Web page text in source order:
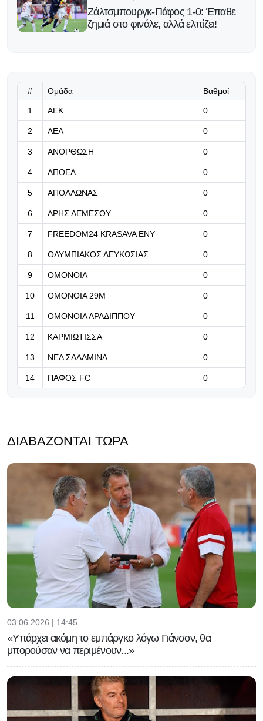
Ζάλτσμπουργκ-Πάφος 1-0: Έπαθε
ζημιά στο φινάλε, αλλά ελπίζει!
Ο Φορλάν νέος προπονητής της
06.08.2026 | 23:12
«Μπορούμε να βασιστούμε σε
όλους τους παίκτες μας»
06.08.2026 | 23:06
Έχασε από την Άντερλεχτ ο ΠΑΟΚ,
όλα για όλα στο Βέλγιο!
«Η διαδρομή της γαλαζοκίτρινης
ασπίδας στον χρόνο» (vid)
# Ομάδα Βαθμοί
1 ΑΕΚ 0
2 ΑΕΛ 0
3 ΑΝΟΡΘΩΣΗ 0
4 ΑΠΟΕΛ 0
5 ΑΠΟΛΛΩΝΑΣ 0
6 ΑΡΗΣ ΛΕΜΕΣΟΥ 0
7 FREEDOM24 KRASAVA ΕΝΥ 0
8 ΟΛΥΜΠΙΑΚΟΣ ΛΕΥΚΩΣΙΑΣ 0
9 ΟΜΟΝΟΙΑ 0
10 ΟΜΟΝΟΙΑ 29Μ 0
11 ΟΜΟΝΟΙΑ ΑΡΑΔΙΠΠΟΥ 0
12 ΚΑΡΜΙΩΤΙΣΣΑ 0
13 ΝΕΑ ΣΑΛΑΜΙΝΑ 0
14 ΠΑΦΟΣ FC 0
ΔΙΑΒΆΖΟΝΤΑΙ ΤΏΡΑ
03.06.2026 | 14:45
«Υπάρχει ακόμη το εμπάργκο λόγω Γιάνσον, θα
μπορούσαν να περιμένουν...»